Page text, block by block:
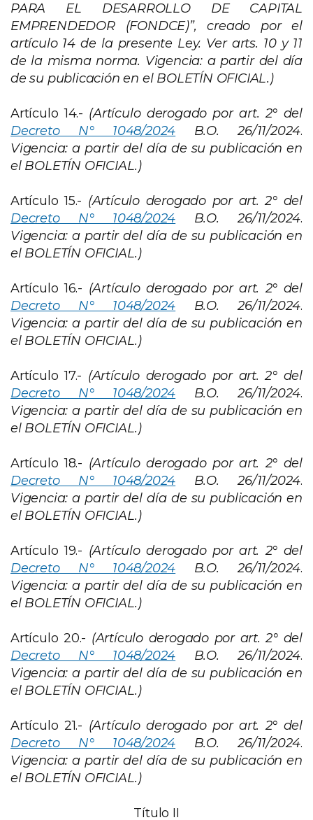
PARA EL DESARROLLO DE CAPITAL
EMPRENDEDOR (FONDCE)”, creado por el
artículo 14 de la presente Ley. Ver arts. 10 y 11
de la misma norma. Vigencia: a partir del día
de su publicación en el BOLETÍN OFICIAL.)
Artículo 14.- (Artículo derogado por art. 2° del
Decreto N° 1048/2024
B.O. 26/11/2024.
Vigencia: a partir del día de su publicación en
el BOLETÍN OFICIAL.)
Artículo 15.- (Artículo derogado por art. 2° del
Decreto N° 1048/2024
B.O. 26/11/2024.
Vigencia: a partir del día de su publicación en
el BOLETÍN OFICIAL.)
Artículo 16.- (Artículo derogado por art. 2° del
Decreto N° 1048/2024
B.O. 26/11/2024.
Vigencia: a partir del día de su publicación en
el BOLETÍN OFICIAL.)
Artículo 17.- (Artículo derogado por art. 2° del
Decreto N° 1048/2024
B.O. 26/11/2024.
Vigencia: a partir del día de su publicación en
el BOLETÍN OFICIAL.)
Artículo 18.- (Artículo derogado por art. 2° del
Decreto N° 1048/2024
B.O. 26/11/2024.
Vigencia: a partir del día de su publicación en
el BOLETÍN OFICIAL.)
Artículo 19.- (Artículo derogado por art. 2° del
Decreto N° 1048/2024
B.O. 26/11/2024.
Vigencia: a partir del día de su publicación en
el BOLETÍN OFICIAL.)
Artículo 20.- (Artículo derogado por art. 2° del
Decreto N° 1048/2024
B.O. 26/11/2024.
Vigencia: a partir del día de su publicación en
el BOLETÍN OFICIAL.)
Artículo 21.- (Artículo derogado por art. 2° del
Decreto N° 1048/2024
B.O. 26/11/2024.
Vigencia: a partir del día de su publicación en
el BOLETÍN OFICIAL.)
Título II